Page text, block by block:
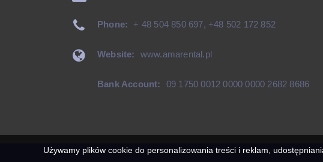
Phone: + 48 504 850 697, +48 502 172 852
Website: www.amarental.pl
Bank Account: 09 1750 0012 0000 0000 2682 8686
Używamy plików cookie do personalizowania treści i reklam,